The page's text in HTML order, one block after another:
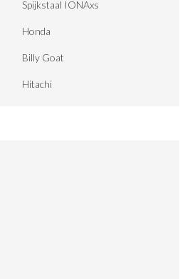
Spijkstaal IONAxs
Honda
Billy Goat
Hitachi